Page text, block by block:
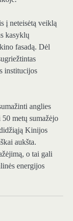
į neteisėtą veiklą
kasyklų
fasadą. Dėl
institucijos
anglies
metų sumažėjo
Kinijos
aukšta.
o tai gali
energijos